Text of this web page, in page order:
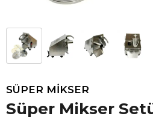
SÜPER MİKSER
Süper Mikser